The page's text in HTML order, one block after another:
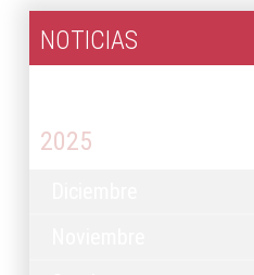
NOTICIAS
2025